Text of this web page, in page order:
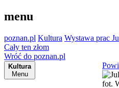
menu
poznan.pl Kultura Wystawa prac
Cały ten złom
Wróć do poznan.pl
Kultura
Menu